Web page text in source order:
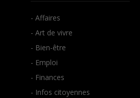
- Affaires
- Art de vivre
- Bien-être
- Emploi
- Finances
- Infos citoyennes